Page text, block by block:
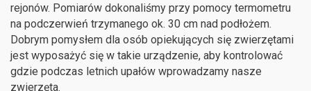
rejonów. Pomiarów dokonaliśmy przy pomocy termometru
na podczerwień trzymanego ok. 30 cm nad podłożem.
Dobrym pomysłem dla osób opiekujących się zwierzętami
jest wyposażyć się w takie urządzenie, aby kontrolować
gdzie podczas letnich upałów wprowadzamy nasze
zwierzęta.